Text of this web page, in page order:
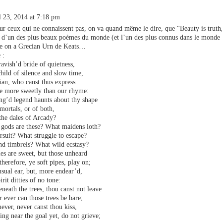
2014 at 7:18 pm
ceux qui ne connaissent pas, on va quand même le dire, que “Beauty is
des plus beaux poèmes du monde (et l’un des plus connus dans le
on a Grecian Urn de Keats…
:
bride of quietness,
of silence and slow time,
who canst thus express
more sweetly than our rhyme:
legend haunts about thy shape
or of both,
dales of Arcady?
are these? What maidens loth?
What struggle to escape?
timbrels? What wild ecstasy?
are sweet, but those unheard
ye soft pipes, play on;
ear, but, more endear’d,
ditties of no tone:
the trees, thou canst not leave
can those trees be bare;
never canst thou kiss,
near the goal yet, do not grieve;